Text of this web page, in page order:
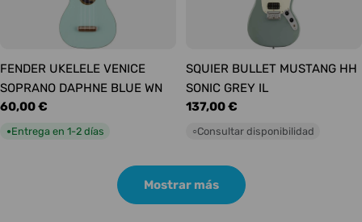
FENDER UKELELE VENICE
SOPRANO DAPHNE BLUE WN
Precio
habitual
60,00 €
●Entrega en 1-2 días
SQUIER BULLET MUSTANG HH
SONIC GREY IL
Precio
habitual
137,00 €
○Consultar disponibilidad
Mostrar más